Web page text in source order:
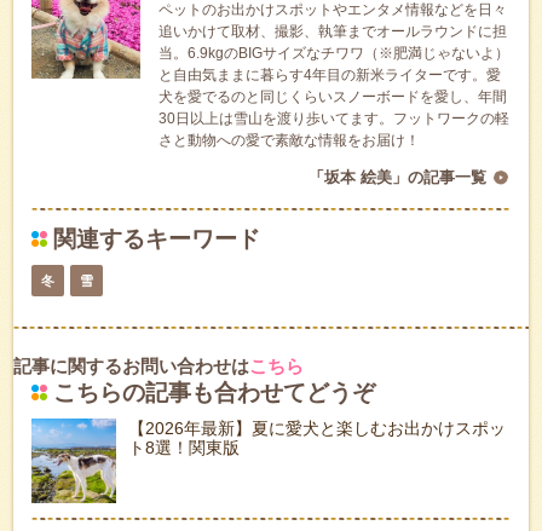
ペットのお出かけスポットやエンタメ情報などを日々
追いかけて取材、撮影、執筆までオールラウンドに担
当。6.9kgのBIGサイズなチワワ（※肥満じゃないよ）
と自由気ままに暮らす4年目の新米ライターです。愛
犬を愛でるのと同じくらいスノーボードを愛し、年間
30日以上は雪山を渡り歩いてます。フットワークの軽
さと動物への愛で素敵な情報をお届け！
「坂本 絵美」の記事一覧
関連するキーワード
冬 雪
記事に関するお問い合わせはこちら
こちらの記事も合わせてどうぞ
【2026年最新】夏に愛犬と楽しむお出かけスポッ
ト8選！関東版